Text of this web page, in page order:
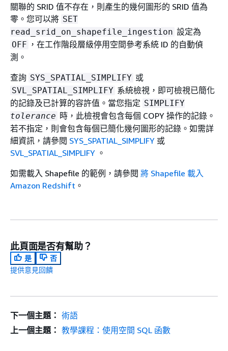
關聯的 SRID 值不存在，則產生的幾何圖形的 SRID 值為
零。您可以將 SET
read_srid_on_shapefile_ingestion 設定為
OFF ，在工作階段層級停用空間參考系統 ID 的自動偵
測。
查詢 SYS_SPATIAL_SIMPLIFY 或
SVL_SPATIAL_SIMPLIFY 系統檢視，即可檢視已簡化
的記錄及已計算的容許值。當您指定 SIMPLIFY
tolerance 時，此檢視會包含每個 COPY 操作的記錄。
若不指定，則會包含每個已簡化幾何圖形的記錄。如需詳
細資訊，請參閱 SYS_SPATIAL_SIMPLIFY 或
SVL_SPATIAL_SIMPLIFY 。
如需載入 Shapefile 的範例，請參閱 將 Shapefile 載入
Amazon Redshift 。
此頁面是否有幫助？
是
否
提供意見回饋
下一個主題： 術語
上一個主題： 教學課程：使用空間 SQL 函數